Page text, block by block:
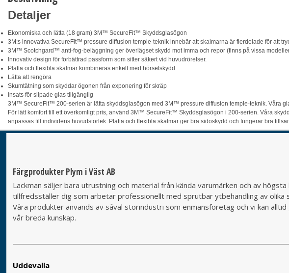
Detaljer
Ekonomiska och lätta (18 gram) 3M™ SecureFit™ Skyddsglasögon
3M:s innovativa SecureFit™ pressure diffusion temple-teknik innebär att skalmarna är flerdelade för att
3M™ Scotchgard™ anti-fog-beläggning ger överlägset skydd mot imma och repor (finns på vissa
Innovativ design för förbättrad passform som sitter säkert vid huvudrörelser.
Platta och flexibla skalmar kombineras enkelt med hörselskydd
Lätta att rengöra
Skumtätning som skyddar ögonen från exponering för skräp
Insats för slipade glas tillgänglig
3M™ SecureFit™ 200-serien är lätta skyddsglasögon med 3M™ pressure diffusion temple-teknik. Våra
För lätt komfort till ett överkomligt pris, använd 3M™ SecureFit™ Skyddsglasögon i 200-serien. Våra
anpassas till individens huvudstorlek. Platta och flexibla skalmar ger bra sidoskydd och fungerar bra
Färgprodukter Plym i Väst AB
Lackman säljer bara utrustning och material från kända varumärken och av
tillfredsställer dig som arbetar professionellt med sprutbar ytbehandling av olika
Våra produkter används av såväl storindustri som enmansföretag och vi kan
vår breda kunskap.
Uddevalla